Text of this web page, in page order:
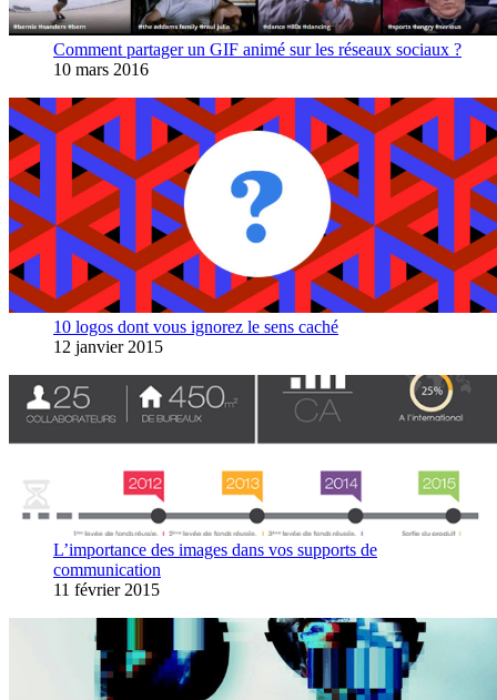
Comment partager un GIF animé sur les réseaux sociaux ?
10 mars 2016
10 logos dont vous ignorez le sens caché
12 janvier 2015
L’importance des images dans vos supports de
communication
11 février 2015